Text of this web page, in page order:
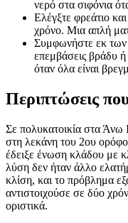
νερό στα σιφόνια
Ελέγξτε φρεάτιο
χρόνο. Μια απλή
Συμφωνήστε εκ των
επεμβάσεις βράδυ ή
όταν όλα είναι
Περιπτώσεις
Σε πολυκατοικία στα Άνω
στη λεκάνη του 2ου
έδειξε ένωση κλάδου με
λύση δεν ήταν άλλο
κλίση, και το πρόβλημα
αντιστοιχούσε σε δύο
οριστικά.